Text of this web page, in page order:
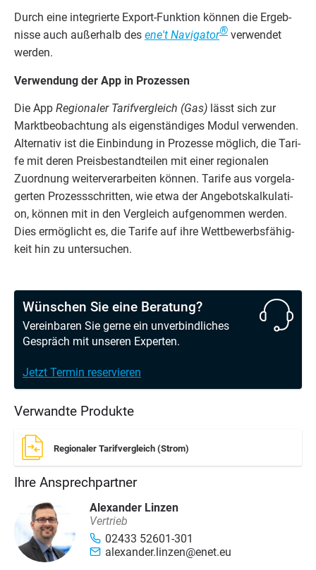
Durch eine inte­grier­te Export-Funk­ti­on kön­nen die Ergeb­
nis­se auch außer­halb des ene't Navi­ga­tor® ver­wen­det
werden.
Ver­wen­dung der App in Prozessen
Die App Regio­na­ler Tarif­ver­gleich (Gas) lässt sich zur
Markt­be­ob­ach­tung als eigen­stän­di­ges Modul ver­wen­den.
Alter­na­tiv ist die Ein­bin­dung in Pro­zes­se mög­lich, die Tari­
fe mit deren Preis­be­stand­tei­len mit einer regio­na­len
Zuord­nung wei­ter­ver­ar­bei­ten kön­nen. Tari­fe aus vor­ge­la­
ger­ten Pro­zess­schrit­ten, wie etwa der Ange­bots­kal­ku­la­ti­
on, kön­nen mit in den Ver­gleich auf­ge­nom­men wer­den.
Dies ermög­licht es, die Tari­fe auf ihre Wett­be­werbs­fä­hig­
keit hin zu untersuchen.
Wünschen Sie eine Beratung?
Vereinbaren Sie gerne ein unverbindliches
Gespräch mit unseren Experten.
Jetzt Termin reservieren
Verwandte Produkte
Regionaler Tarifvergleich (Strom)
Ihre Ansprechpartner
Alexander Linzen
Vertrieb
02433 52601-301
alexander.linzen@enet.eu